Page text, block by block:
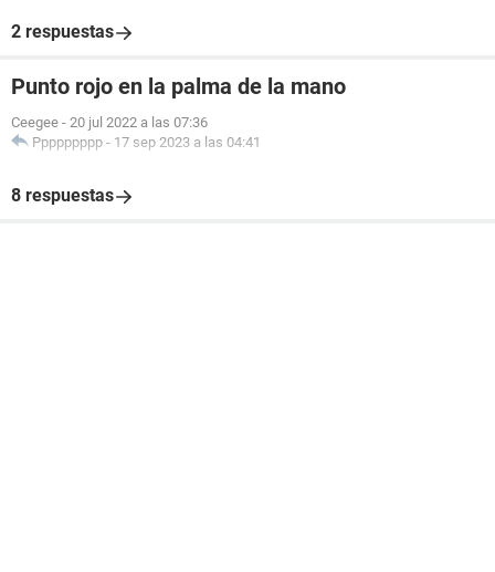
2 respuestas
Punto rojo en la palma de la mano
Ceegee - 20 jul 2022 a las 07:36
Ppppppppp - 17 sep 2023 a las 04:41
8 respuestas